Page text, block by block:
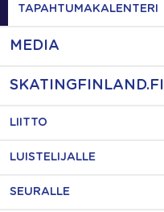
TAPAHTUMAKALENTERI
MEDIA
SKATINGFINLAND.FI
LIITTO
LUISTELIJALLE
SEURALLE